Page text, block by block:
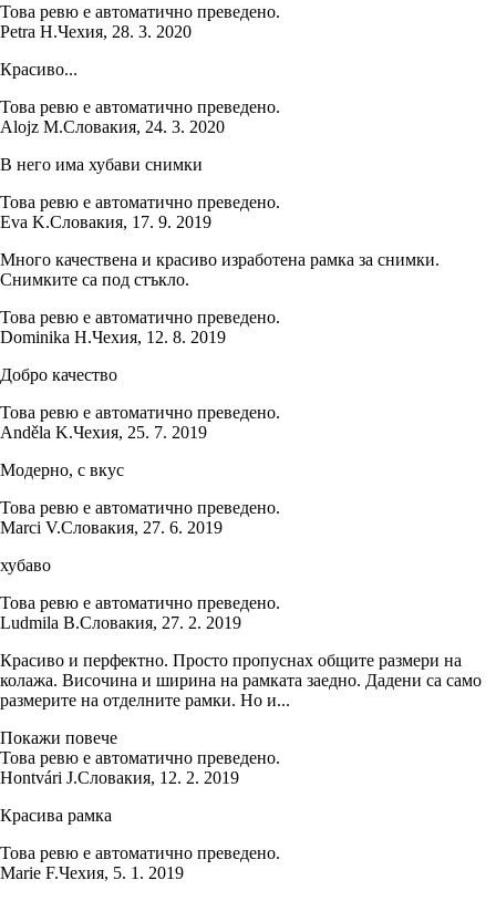
Това ревю е автоматично преведено.
Petra H.Чехия, 28. 3. 2020
Красиво...
Това ревю е автоматично преведено.
Alojz M.Словакия, 24. 3. 2020
В него има хубави снимки
Това ревю е автоматично преведено.
Eva K.Словакия, 17. 9. 2019
Много качествена и красиво изработена рамка за снимки.
Снимките са под стъкло.
Това ревю е автоматично преведено.
Dominika H.Чехия, 12. 8. 2019
Добро качество
Това ревю е автоматично преведено.
Anděla K.Чехия, 25. 7. 2019
Модерно, с вкус
Това ревю е автоматично преведено.
Marci V.Словакия, 27. 6. 2019
хубаво
Това ревю е автоматично преведено.
Ludmila B.Словакия, 27. 2. 2019
Красиво и перфектно. Просто пропуснах общите размери на
колажа. Височина и ширина на рамката заедно. Дадени са само
размерите на отделните рамки. Но и...
Покажи повече
Това ревю е автоматично преведено.
Hontvári J.Словакия, 12. 2. 2019
Красива рамка
Това ревю е автоматично преведено.
Marie F.Чехия, 5. 1. 2019